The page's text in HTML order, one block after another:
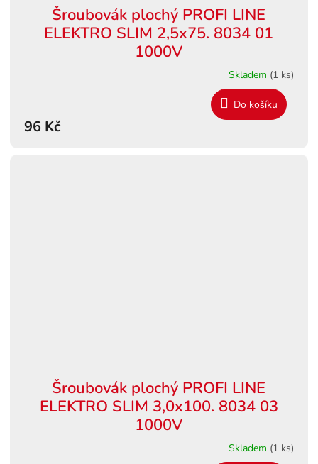
Šroubovák plochý PROFI LINE
ELEKTRO SLIM 2,5x75. 8034 01
1000V
Skladem (1 ks)
96 Kč
Do košíku
Šroubovák plochý PROFI LINE
ELEKTRO SLIM 3,0x100. 8034 03
1000V
Skladem (1 ks)